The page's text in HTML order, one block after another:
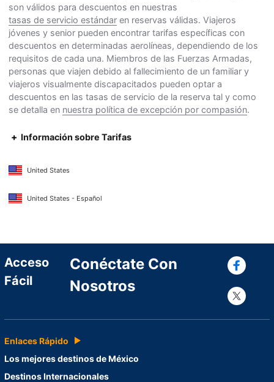
son válidos para descuentos en nuestras
tasas de servicio estándar en reservas válidas. Viajeros
jóvenes y senior pueden encontrar tarifas específicas con
descuentos en determinadas aerolíneas, dependiendo de los
requisitos de cada una. Miembros de las Fuerzas Armadas,
personas que viajen debido al fallecimiento de un familiar y
viajeros visualmente discapacitados pueden optar a
descuentos en las tasas de servicio de la reserva tal y como
se detalla en nuestra política de excepción por compasión.
Información sobre Tarifas
United States
United States - Español
Acceso
Fácil
Conéctate Con
Nosotros
Enlaces Rápido
Los mejores destinos de México
Destinos Internacionales